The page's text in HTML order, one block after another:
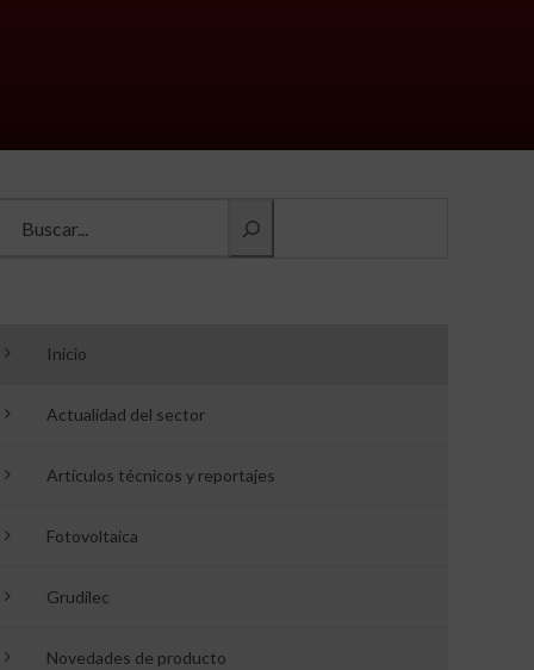
Inicio
Actualidad del sector
Artículos técnicos y reportajes
Fotovoltaica
Grudilec
Novedades de producto